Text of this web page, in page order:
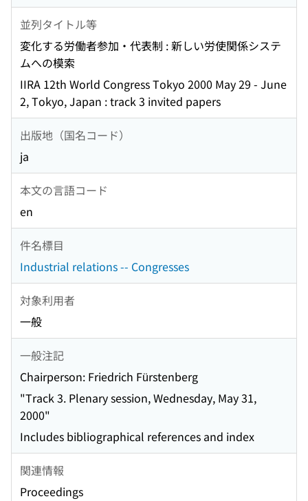
並列タイトル等
変化する労働者参加・代表制 : 新しい労使関係システ
ムへの模索
IIRA 12th World Congress Tokyo 2000 May 29 - June
2, Tokyo, Japan : track 3 invited papers
出版地（国名コード）
ja
本文の言語コード
en
件名標目
Industrial relations -- Congresses
対象利用者
一般
一般注記
Chairperson: Friedrich Fürstenberg
"Track 3. Plenary session, Wednesday, May 31,
2000"
Includes bibliographical references and index
関連情報
Proceedings